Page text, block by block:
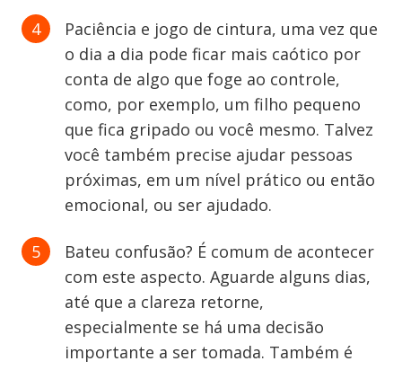
Paciência e jogo de cintura, uma vez que
o dia a dia pode ficar mais caótico por
conta de algo que foge ao controle,
como, por exemplo, um filho pequeno
que fica gripado ou você mesmo. Talvez
você também precise ajudar pessoas
próximas, em um nível prático ou então
emocional, ou ser ajudado.
Bateu confusão? É comum de acontecer
com este aspecto. Aguarde alguns dias,
até que a clareza retorne,
especialmente se há uma decisão
importante a ser tomada. Também é